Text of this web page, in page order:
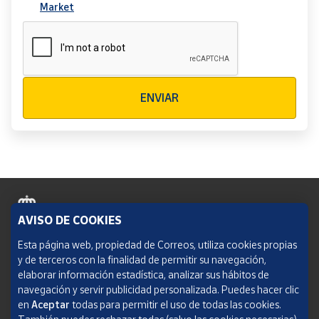
Market
ENVIAR
Política de cookies
Aviso legal
Condiciones del servicio
AVISO DE COOKIES
Esta página web, propiedad de Correos, utiliza cookies propias
y de terceros con la finalidad de permitir su navegación,
elaborar información estadística, analizar sus hábitos de
navegación y servir publicidad personalizada. Puedes hacer clic
en Aceptar todas para permitir el uso de todas las cookies.